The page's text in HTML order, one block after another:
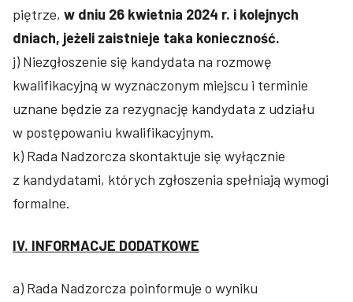
piętrze, w dniu 26 kwietnia 2024 r. i kolejnych
dniach, jeżeli zaistnieje taka konieczność.
j) Niezgłoszenie się kandydata na rozmowę
kwalifikacyjną w wyznaczonym miejscu i terminie
uznane będzie za rezygnację kandydata z udziału
w postępowaniu kwalifikacyjnym.
k) Rada Nadzorcza skontaktuje się wyłącznie
z kandydatami, których zgłoszenia spełniają wymogi
formalne.
IV. INFORMACJE DODATKOWE
a) Rada Nadzorcza poinformuje o wyniku